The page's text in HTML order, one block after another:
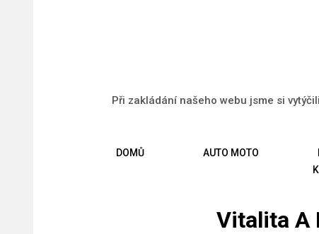
Při zakládání našeho webu jsme si
DOMŮ AUTO MOTO
Vitalita A